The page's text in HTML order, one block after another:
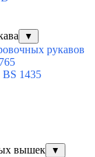
▼
рукавов
1435
вышек
▼